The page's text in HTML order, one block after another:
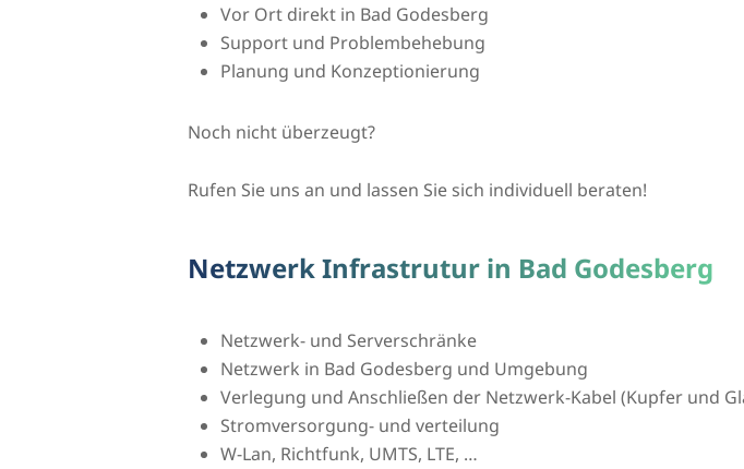
Vor Ort direkt in Bad Godesberg
Support und Problembehebung
Planung und Konzeptionierung
Noch nicht überzeugt?
Rufen Sie uns an und lassen Sie sich individuell beraten!
Netzwerk Infrastrutur in Bad Godesberg
Netzwerk- und Serverschränke
Netzwerk in Bad Godesberg und Umgebung
Verlegung und Anschließen der Netzwerk-Kabel (Kupfer und
Stromversorgung- und verteilung
W-Lan, Richtfunk, UMTS, LTE, …